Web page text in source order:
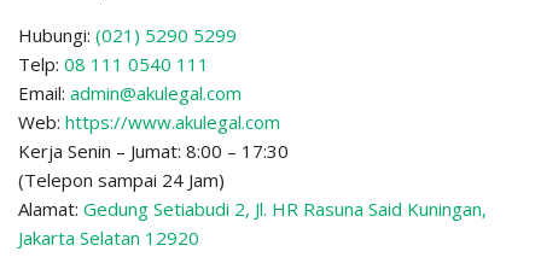
Hubungi: (021) 5290 5299
Telp: 08 111 0540 111
Email: admin@akulegal.com
Web: https://www.akulegal.com
Kerja Senin – Jumat: 8:00 – 17:30
(Telepon sampai 24 Jam)
Alamat: Gedung Setiabudi 2, Jl. HR Rasuna Said Kuningan,
Jakarta Selatan 12920